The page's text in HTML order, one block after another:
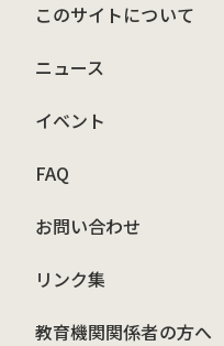
このサイトについて
ニュース
イベント
FAQ
お問い合わせ
リンク集
教育機関関係者の方へ